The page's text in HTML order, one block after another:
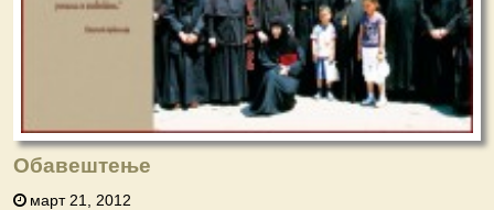
Обавештење
март 21, 2012